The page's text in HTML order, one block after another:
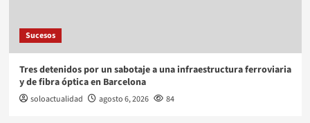
Sucesos
Tres detenidos por un sabotaje a una infraestructura ferroviaria
y de fibra óptica en Barcelona
soloactualidad agosto 6, 2026 84